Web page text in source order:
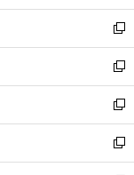
開
く
ウ
で
開
く
ン
ド
ウ
で
開
く
ウ
ィ
ン
ド
ウ
で
開
く
新
し
い
ウ
ィ
ン
ド
ウ
新
し
い
ウ
ィ
ン
新
し
い
ウ
新
し